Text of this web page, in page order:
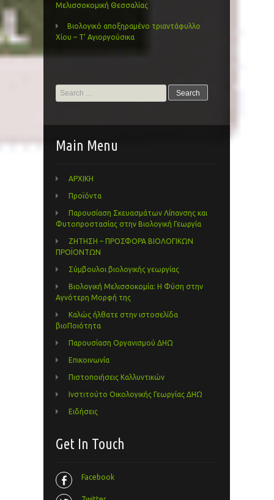
Μελισσοκομική Θεσσαλίας
Βιολογικό αποξηραμένο τριαντάφυλλο
Χίου – Τ’ Αγιοργούσικα
Search
for:
Main Menu
ΑΡΧΙΚΗ
Προϊόντα
Παρουσίαση Σκευασμάτων Λίπανσης και
Φυτοπροστασίας στην Βιολογική Γεωργία
ΖΗΤΗΣΗ – ΠΡΟΣΦΟΡΑ ΒΙΟΛΟΓΙΚΩΝ
ΠΡΟΪΟΝΤΩΝ
Σύμβουλοι βιολογικής γεωργίας
Βιολογική Μελισσοκομία: Η Φύση στην
Αγνότερη Μορφή της
Καλώς ήλθατε στην ιστοσελίδα
βιοΠοιότητα
Παρουσίαση Οργανισμού ΔΗΩ
Επικοινωνία
Πιστοποιήσεις Καλλυντικών
Ινστιτούτο Οικολογικής Γεωργίας ΔΗΩ
Ειδήσεις
Get In Touch
Facebook